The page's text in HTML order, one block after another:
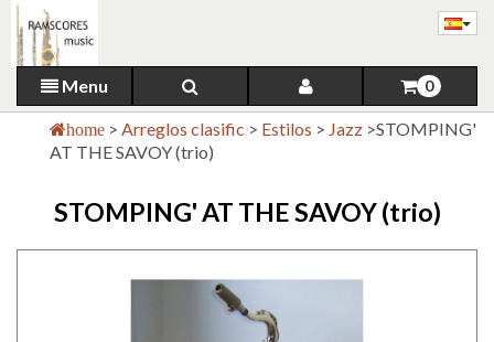
Menu 0
home > Arreglos clasific > Estilos > Jazz >STOMPING'
AT THE SAVOY (trio)
STOMPING' AT THE SAVOY (trio)